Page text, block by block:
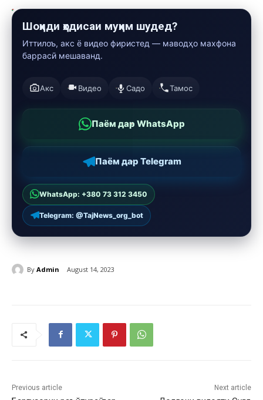
Шоҳиди ҳодисаи муҳим шудед?
Иттилоъ, акс ё видео фиристед — маводҳо махфона
баррасӣ мешаванд.
Акс Видео Садо Тамос
Паём дар WhatsApp
Паём дар Telegram
WhatsApp: +380 73 312 3450
Telegram: @TajNews_org_bot
By Admin August 14, 2023
Previous article Next article